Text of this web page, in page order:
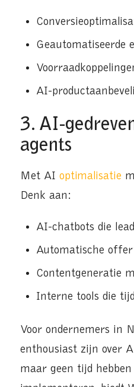
Geautomatiseerde
AI-
3. AI-
agents
Met AI optimalisatie
Denk aan:
AI-chatbots die
Automatische
Contentgeneratie
Interne tools die
Voor ondernemers in
enthousiast zijn over
maar geen tijd